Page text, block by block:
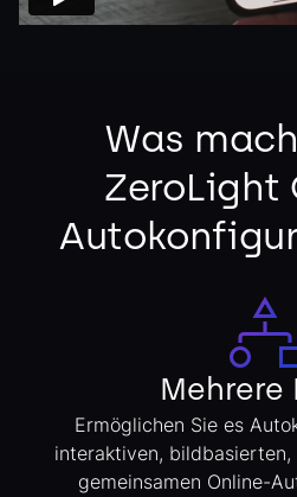
Was
ZeroLight
Mehrere
Ermöglichen Sie es
interaktiven,
gemeinsamen Online-